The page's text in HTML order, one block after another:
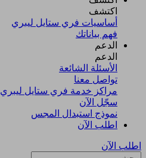
اكتشف​
أساسيات فري ستايل ليبري
فهم بياناتك
الدعم
الدعم
الأسئلة الشائعة
تواصل معنا
مراكز خدمة فري ستايل ليبري
سجّل الآن​
نموذج استبدال المجس
اطلب الآن
اطلب الآن